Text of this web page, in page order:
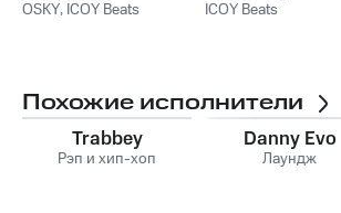
OSKY, ICOY Beats ICOY Beats
Похожие исполнители
Trabbey
Рэп и хип-хоп
Danny Evo
Лаундж